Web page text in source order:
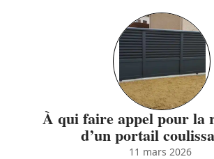
À qui faire appel pour la
d’un portail
11 mars 2026